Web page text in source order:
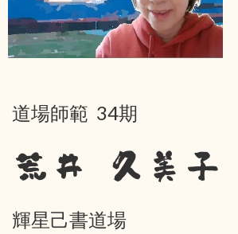
道場師範 34期
荒井 久美子
輝星己書道場